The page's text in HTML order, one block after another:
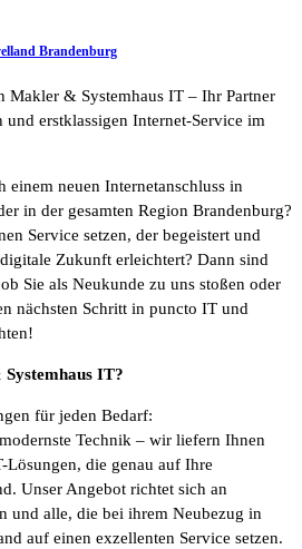
Brandenburg
Makler & Systemhaus IT – Ihr Partner
erstklassigen Internet-Service im
einem neuen Internetanschluss in
in der gesamten Region Brandenburg?
Service setzen, der begeistert und
Zukunft erleichtert? Dann sind
Sie als Neukunde zu uns stoßen oder
nächsten Schritt in puncto IT und
IT?
für jeden Bedarf:
Technik – wir liefern Ihnen
die genau auf Ihre
Unser Angebot richtet sich an
und alle, die bei ihrem Neubezug in
auf einen exzellenten Service setzen.